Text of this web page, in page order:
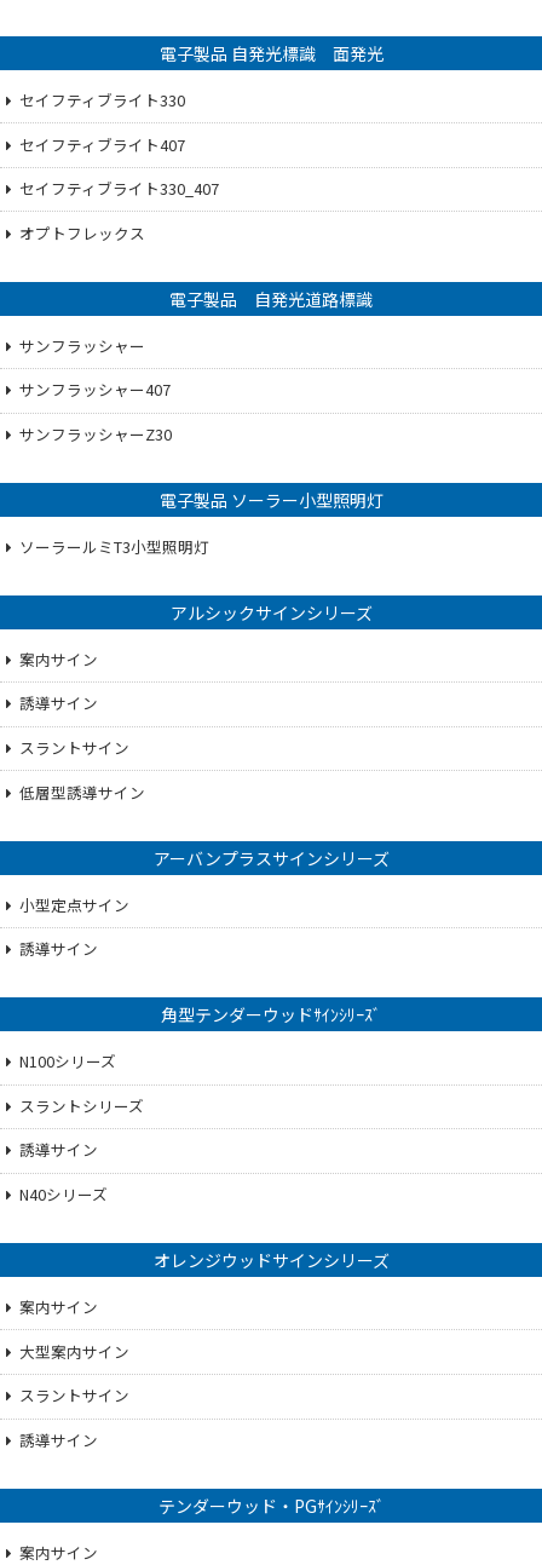
電子製品 自発光標識 面発光
セイフティブライト330
セイフティブライト407
セイフティブライト330_407
オプトフレックス
電子製品 自発光道路標識
サンフラッシャー
サンフラッシャー407
サンフラッシャーZ30
電子製品 ソーラー小型照明灯
ソーラールミT3小型照明灯
アルシックサインシリーズ
案内サイン
誘導サイン
スラントサイン
低層型誘導サイン
アーバンプラスサインシリーズ
小型定点サイン
誘導サイン
角型テンダーウッドｻｲﾝｼﾘｰｽﾞ
N100シリーズ
スラントシリーズ
誘導サイン
N40シリーズ
オレンジウッドサインシリーズ
案内サイン
大型案内サイン
スラントサイン
誘導サイン
テンダーウッド・PGｻｲﾝｼﾘｰｽﾞ
案内サイン